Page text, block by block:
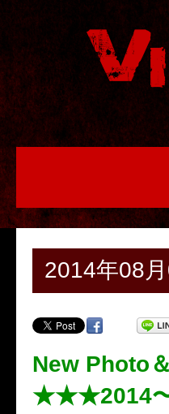
2014年08
New Photo
★★★2014〜